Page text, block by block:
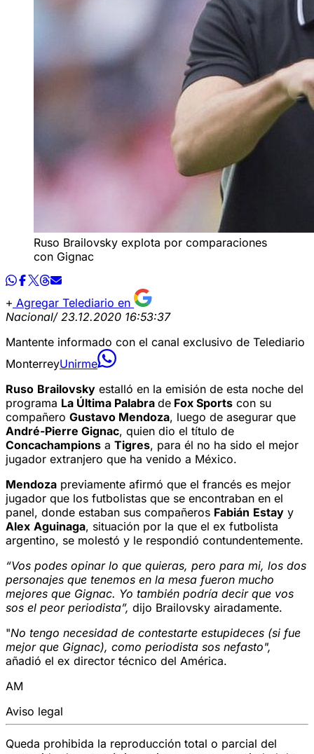
Ruso Brailovsky explota por comparaciones
con Gignac
Agregar Telediario en
Nacional/ 23.12.2020 16:53:37
Mantente informado con el canal exclusivo de Telediario
MonterreyUnirme
Ruso Brailovsky estalló en la emisión de esta noche del
programa La Última Palabra de Fox Sports con su
compañero Gustavo Mendoza, luego de asegurar que
André-Pierre Gignac, quien dio el título de
Concachampions a Tigres, para él no ha sido el mejor
jugador extranjero que ha venido a México.
Mendoza previamente afirmó que el francés es mejor
jugador que los futbolistas que se encontraban en el
panel, donde estaban sus compañeros Fabián Estay y
Alex Aguinaga, situación por la que el ex futbolista
argentino, se molestó y le respondió contundentemente.
“Vos podes opinar lo que quieras, pero para mi, los dos
personajes que tenemos en la mesa fueron mucho
mejores que Gignac. Yo también podría decir que vos
sos el peor periodista”, dijo Brailovsky airadamente.
"No tengo necesidad de contestarte estupideces (si fue
mejor que Gignac), como periodista sos nefasto",
añadió el ex director técnico del América.
AM
Aviso legal
Queda prohibida la reproducción total o parcial del